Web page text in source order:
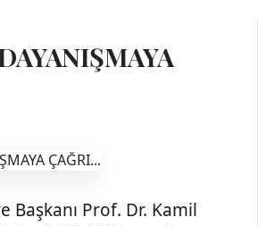
Başkanı Prof. Dr. Kamil